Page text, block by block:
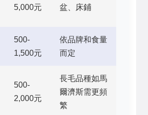
5,000元
盆、床鋪
500-
1,500元
依品牌和食量
而定
500-
2,000元
長毛品種如馬
爾濟斯需更頻
繁